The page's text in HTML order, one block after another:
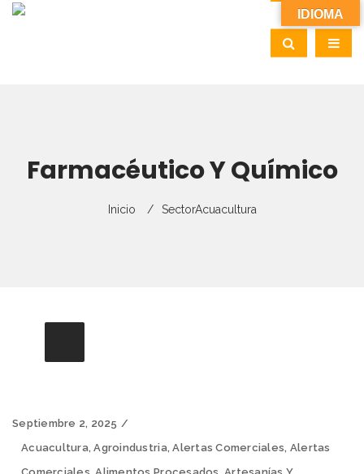
Farmacéutico Y Químico
Inicio SectorAcuacultura
Septiembre 2, 2025
Acuacultura,Agroindustria,Alertas Comerciales, Alertas
IDIOMA